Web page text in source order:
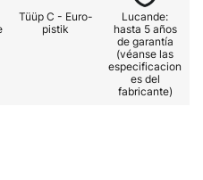
Tüüp C - Euro-
pistik
Lucande:
hasta 5 años
de garantía
(véanse las
especificacion
es del
fabricante)